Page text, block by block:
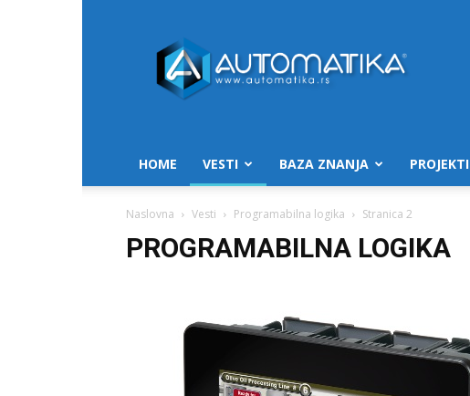
HOME VESTI BAZA ZNANJA PROJEKTI
Naslovna Vesti Programabilna logika Stranica 2
PROGRAMABILNA LOGIKA